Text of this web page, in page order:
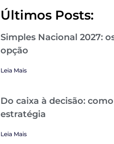
Últimos Posts:
Simples Nacional 2027:
opção
Leia Mais
Do caixa à decisão:
estratégia
Leia Mais